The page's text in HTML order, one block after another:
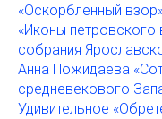
«Оскорбленный
«Иконы петровского
собрания
Анна Пожидаева
средневекового
Удивительное